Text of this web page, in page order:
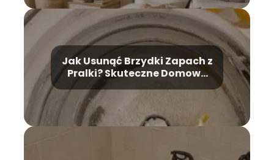
Jak Usunąć Brzydki Zapach z
Pralki? Skuteczne Domowe